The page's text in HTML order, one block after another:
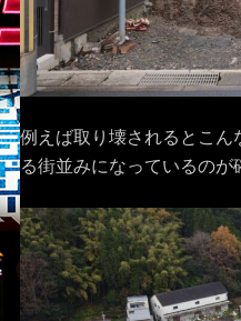
例えば取り壊されるとこん
る街並みになっているのが